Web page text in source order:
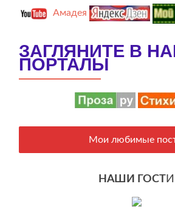
Амадея
ЗАГЛЯНИТЕ В
ПОРТАЛЫ
Мои любимые
НАШИ ГОСТИ